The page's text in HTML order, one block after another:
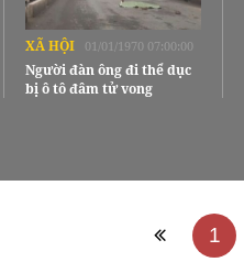
XÃ HỘI 01/01/1970 07:00:00
Người đàn ông đi thể dục
bị ô tô đâm tử vong
1